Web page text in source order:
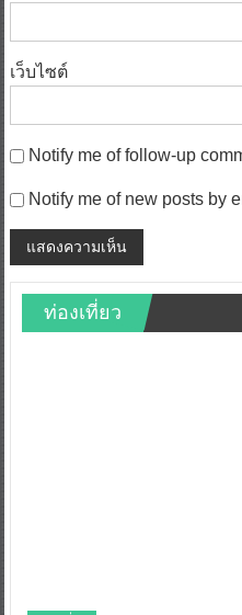
เว็บไซต์
Notify me of follow-up
Notify me of new posts by
ท่องเที่ยว